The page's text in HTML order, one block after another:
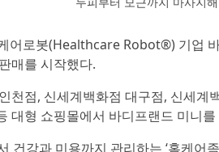
어로봇(Healthcare Robot®) 기업
매를 시작했다.
천점, 신세계백화점 대구점, 신세
대형 쇼핑몰에서 바디프랜드 미니
건강과 미용까지 관리하는 ‘홈케